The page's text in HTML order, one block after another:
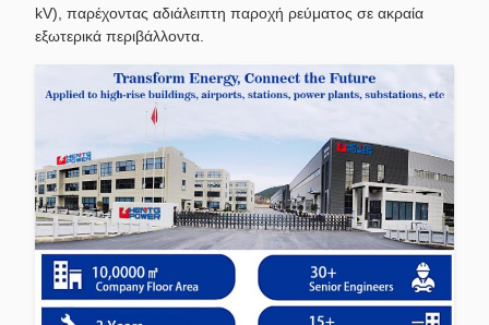
kV), παρέχοντας αδιάλειπτη παροχή ρεύματος σε ακραία
εξωτερικά περιβάλλοντα.